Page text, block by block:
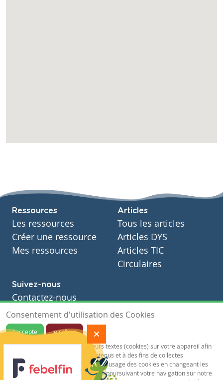
Ressources
Les ressources
Créer une ressource
Mes ressources
Articles
Tous les articles
Articles DYS
Articles TIC
Circulaires
Suivez-nous
Contactez-nous
Soutien scolaire
Notre page Facebook
S'inscrire à notre newsletter
Consentement d'utilisation des Cookies
J'accepte
Je refuse
Notre site sauvegarde des traceurs textes (cookies) sur votre appareil afin
de vous garantir de meilleurs contenus et à des fins de collectes
statistiques.Vous pouvez désactiver l'usage des cookies en changeant les
paramètres de votre navigateur. En poursuivant votre navigation sur notre